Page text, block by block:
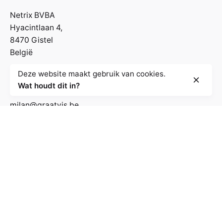
Netrix BVBA
Hyacintlaan 4,
8470 Gistel
België
Contactgegevens
milan@graatvis.be
Deze website maakt gebruik van cookies.
Wat houdt dit in?